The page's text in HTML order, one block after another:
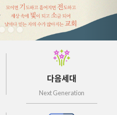
다음세대
Next Generation